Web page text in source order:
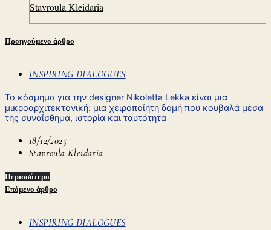
Stavroula Kleidaria
Προηγούμενο άρθρο
INSPIRING DIALOGUES
Το κόσμημα για την designer Nikoletta Lekka είναι μια
μικροαρχιτεκτονική: μια χειροποίητη δομή που κουβαλά μέσα
της συναίσθημα, ιστορία και ταυτότητα
18/12/2025
Stavroula Kleidaria
Περισσότερο
Επόμενο άρθρο
INSPIRING DIALOGUES